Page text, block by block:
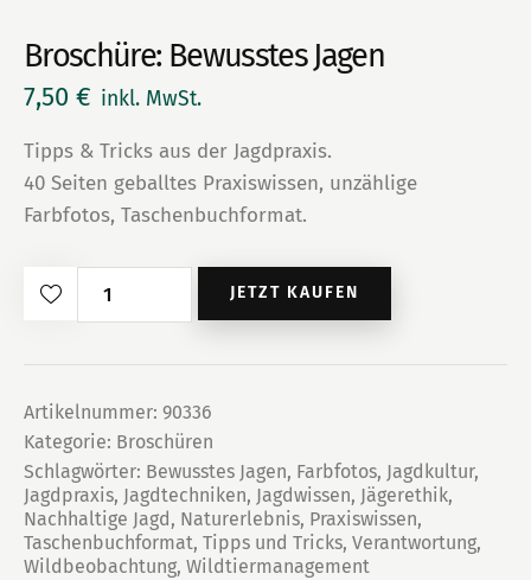
Broschüre: Bewusstes Jagen
7,50 € inkl. MwSt.
Tipps & Tricks aus der Jagdpraxis.
40 Seiten geballtes Praxiswissen, unzählige
Farbfotos, Taschenbuchformat.
Broschüre:
Bewusstes
JETZT KAUFEN
Artikelnummer: 90336
Kategorie: Broschüren
Schlagwörter: Bewusstes Jagen, Farbfotos, Jagdkultur,
Jagdpraxis, Jagdtechniken, Jagdwissen, Jägerethik,
Nachhaltige Jagd, Naturerlebnis, Praxiswissen,
Taschenbuchformat, Tipps und Tricks, Verantwortung,
Wildbeobachtung, Wildtiermanagement